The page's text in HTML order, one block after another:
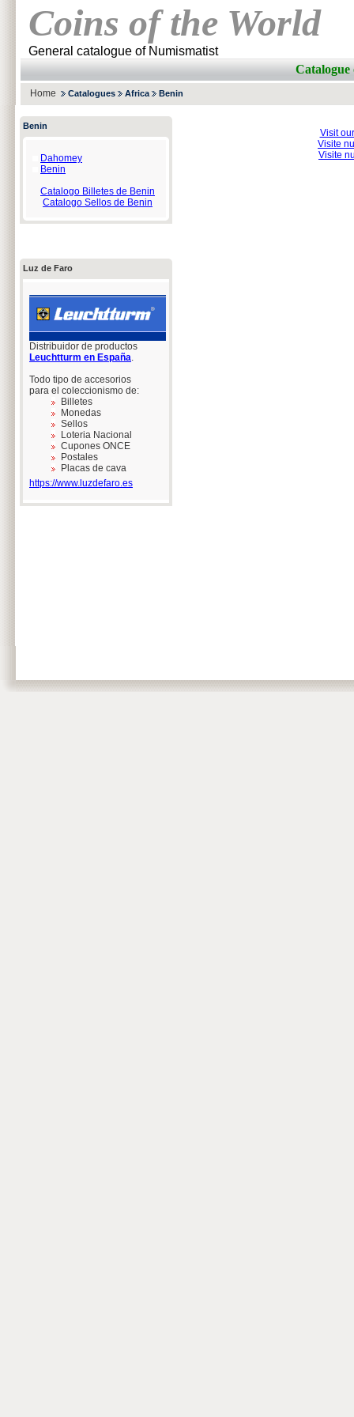
Coins of the World
General catalogue of Numismatist
Home Catalogues Africa Benin
Benin
Dahomey
Benin
Catalogo Billetes de Benin
Catalogo Sellos de Benin
Luz de Faro
Distribuidor de productos
Leuchtturm en España.
Todo tipo de accesorios
para el coleccionismo de:
Billetes
Monedas
Sellos
Loteria Nacional
Cupones ONCE
Postales
Placas de cava
https://www.luzdefaro.es
Visit
Visite
Visite